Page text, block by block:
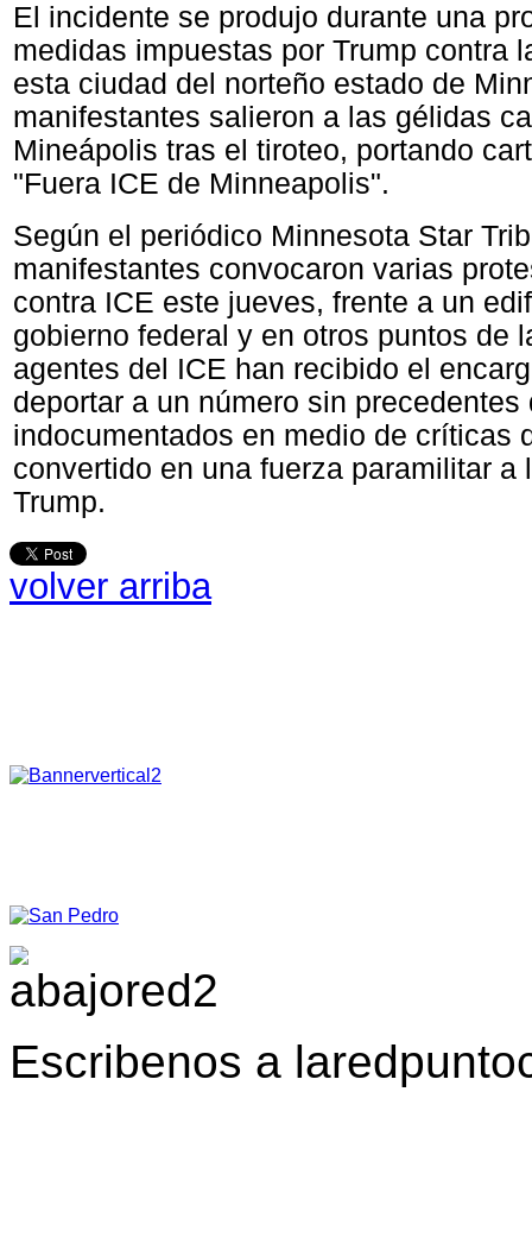
El incidente se produjo durante una
medidas impuestas por Trump contra
esta ciudad del norteño estado de
manifestantes salieron a las gélidas
Mineápolis tras el tiroteo, portando
"Fuera ICE de Minneapolis".
Según el periódico Minnesota Star
manifestantes convocaron varias
contra ICE este jueves, frente a un
gobierno federal y en otros puntos de
agentes del ICE han recibido el
deportar a un número sin precedentes
indocumentados en medio de críticas
convertido en una fuerza paramilitar a
Trump.
volver arriba
Escribenos a